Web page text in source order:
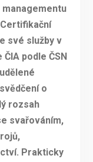
své služby v
podle ČSN
o
rozsah
svařováním,
Prakticky